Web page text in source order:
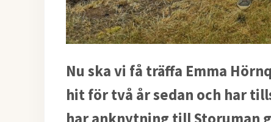
Nu ska vi få träffa Emma
hit för två år sedan och har